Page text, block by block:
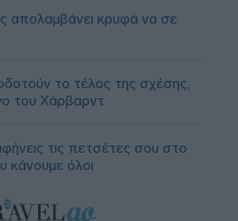
απολαμβάνει κρυφά να σε
το τέλος της σχέσης,
του Χάρβαρντ
τις πετσέτες σου στο
κάνουμε όλοι